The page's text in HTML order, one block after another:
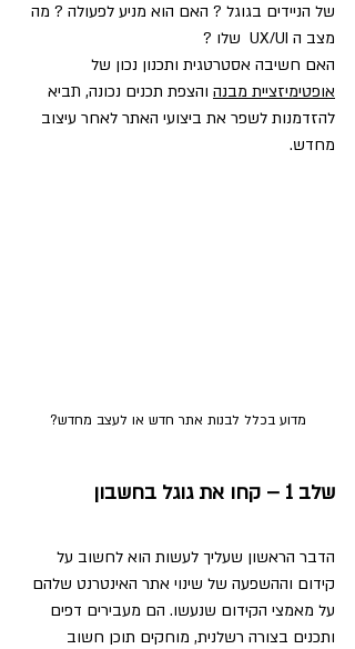
של הניידים בגוגל ? האם הוא מניע לפעולה ? מה
מצב ה UX/UI  שלו ?
האם חשיבה אסטרטגית ותכנון נכון של
אופטימיזציית מבנה והצפת תכנים נכונה, תביא
להזדמנות לשפר את ביצועי האתר לאחר עיצוב
מחדש.
מדוע בכלל לבנות אתר חדש או לעצב מחדש?
שלב 1 – קחו את גוגל בחשבון
הדבר הראשון שעליך לעשות הוא לחשוב על
קידום וההשפעה של שינוי אתר האינטרנט שלהם
על מאמצי הקידום שנעשו. הם מעבירים דפים
ותכנים בצורה רשלנית, מוחקים תוכן חשוב